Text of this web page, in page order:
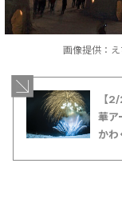
画像提供：
【
華ア
かわ